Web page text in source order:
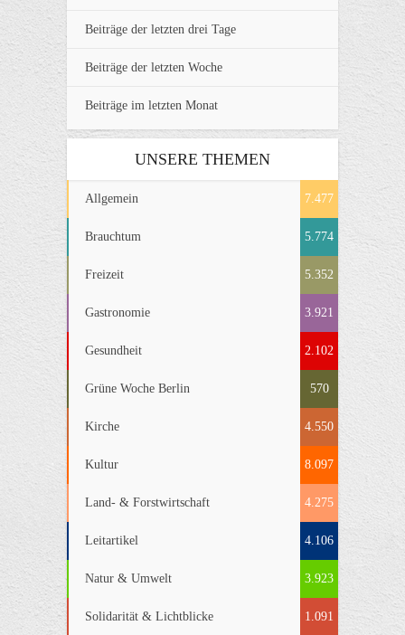
Beiträge der letzten drei Tage
Beiträge der letzten Woche
Beiträge im letzten Monat
UNSERE THEMEN
Allgemein 7.477
Brauchtum 5.774
Freizeit 5.352
Gastronomie 3.921
Gesundheit 2.102
Grüne Woche Berlin 570
Kirche 4.550
Kultur 8.097
Land- & Forstwirtschaft 4.275
Leitartikel 4.106
Natur & Umwelt 3.923
Solidarität & Lichtblicke 1.091